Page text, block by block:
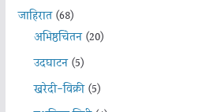
जाहिरात(68)
अभिष्ठचिंतन(20)
उदघाटन(5)
खरेदी-विक्री(5)